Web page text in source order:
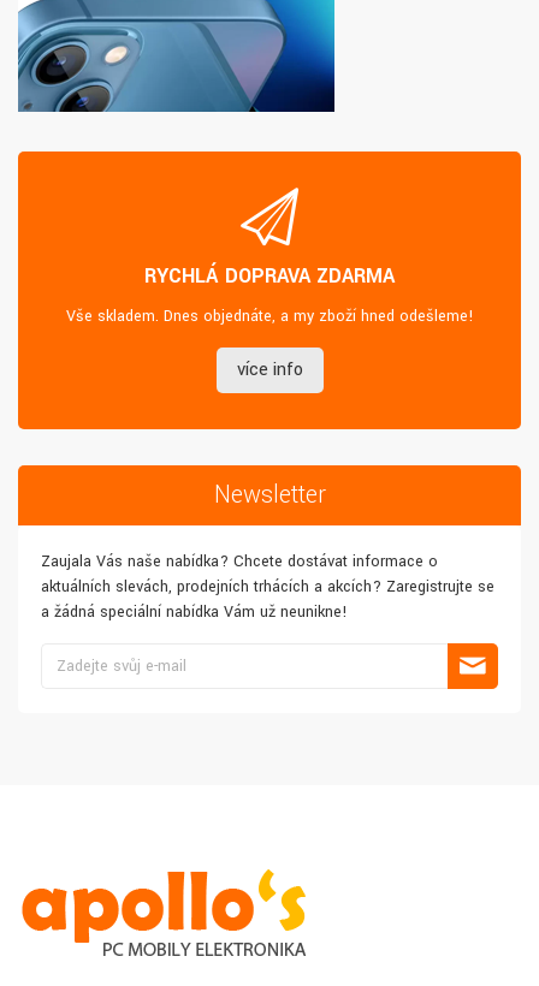
RYCHLÁ DOPRAVA ZDARMA
Vše skladem. Dnes objednáte, a my zboží hned odešleme!
více info
Newsletter
Zaujala Vás naše nabídka? Chcete dostávat informace o
aktuálních slevách, prodejních trhácích a akcích? Zaregistrujte se
a žádná speciální nabídka Vám už neunikne!